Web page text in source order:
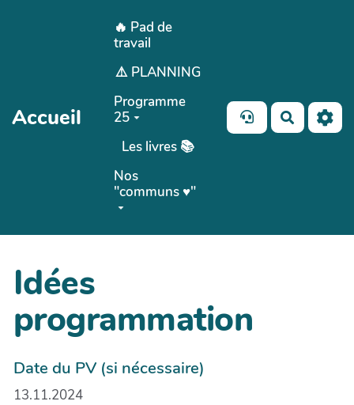
Aller au contenu principal
Accueil
🔥 Pad de
travail
⚠️ PLANNING
Programme
25
Les livres 📚
Nos
"communs ♥️"
Idées
programmation
Date du PV (si nécessaire)
13.11.2024